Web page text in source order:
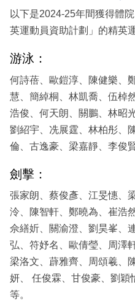
以下是2024-25年間獲得體
英運動員資助計劃」的精英
游泳：
何詩蓓、歐鎧淳、陳健樂、
慧、簡綽桐、林凱喬、伍棹
浩俊、何天朗、關鵬、林昭
劉紹宇、冼展霆、林柏彤、
倫、古逸豪、梁嘉靜、李俊
劍擊：
張家朗、蔡俊彥、江旻憓、
泠、陳智軒、鄭曉為、崔浩
佘繕妡、關渝澄、劉昊峯、
弘、符妤名、歐倩瑩、周澤
梁洛文、薜雅齊、周頌羲、
妍、 任俊霖、甘俊豪、劉穎
等。